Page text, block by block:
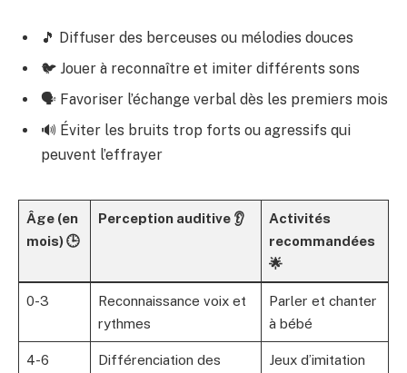
🎵 Diffuser des berceuses ou mélodies douces
🐦 Jouer à reconnaître et imiter différents sons
🗣️ Favoriser l’échange verbal dès les premiers mois
🔊 Éviter les bruits trop forts ou agressifs qui
peuvent l’effrayer
Âge (en
mois) 🕒
Perception auditive 👂
Activités
recommandées
🌟
0-3
Reconnaissance voix et
rythmes
Parler et chanter
à bébé
4-6
Différenciation des
Jeux d’imitation